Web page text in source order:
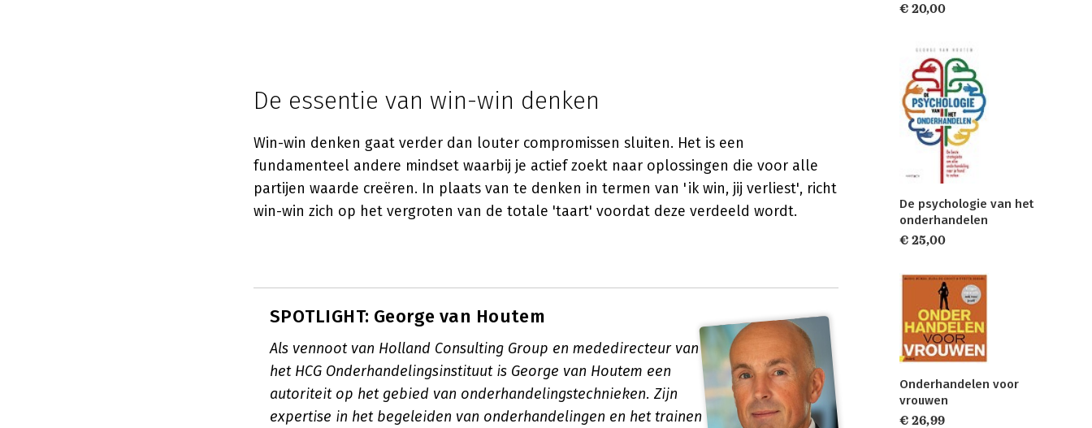
De essentie van win-win denken
Win-win denken gaat verder dan louter compromissen sluiten. Het is een
fundamenteel andere mindset waarbij je actief zoekt naar oplossingen die voor alle
partijen waarde creëren. In plaats van te denken in termen van 'ik win, jij verliest', richt
win-win zich op het vergroten van de totale 'taart' voordat deze verdeeld wordt.
SPOTLIGHT: George van Houtem
Als vennoot van Holland Consulting Group en mededirecteur van
het HCG Onderhandelingsinstituut is George van Houtem een
autoriteit op het gebied van onderhandelingstechnieken. Zijn
expertise in het begeleiden van onderhandelingen en het trainen
€ 20,00
De psychologie van het
onderhandelen
€ 25,00
Onderhandelen voor
vrouwen
€ 26,99